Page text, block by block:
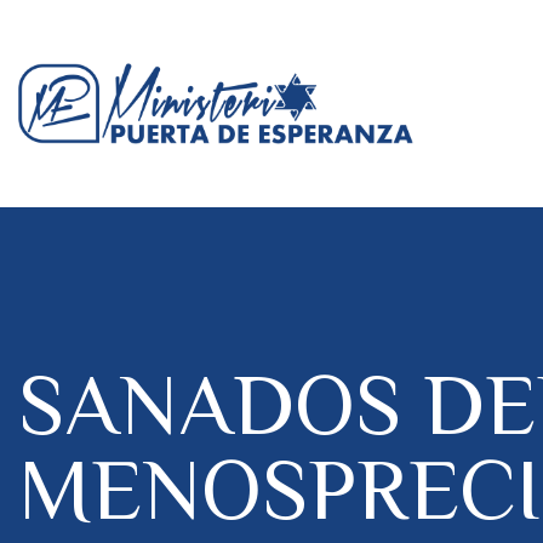
SANADOS